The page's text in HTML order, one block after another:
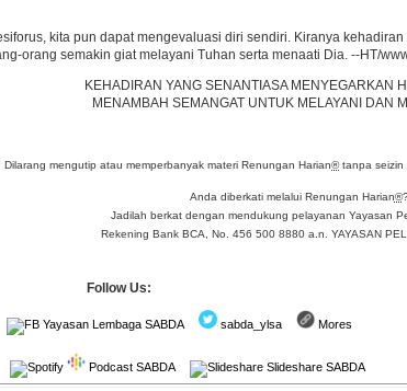
kita pun dapat mengevaluasi diri sendiri. Kiranya
orang semakin giat melayani Tuhan serta menaati Dia. --HT/
KEHADIRAN YANG SENANTIASA MENYEGARKAN
MENAMBAH SEMANGAT UNTUK MELAYANI DAN
Dilarang mengutip atau memperbanyak materi Renungan Harian®tanpa seizin
Anda diberkati melalui Renungan Harian®?
Jadilah berkat dengan mendukung pelayanan Yayasan
Rekening Bank BCA, No. 456 500 8880 a.n. YAYASAN
Follow Us:
Yayasan Lembaga SABDA sabda_ylsa Mores
Podcast SABDA Slideshare SABDA